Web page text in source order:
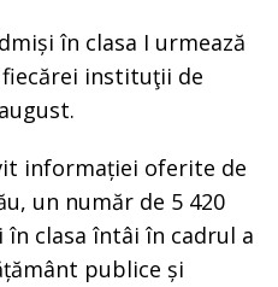
în clasa I urmează
instituţii de
informației oferite de
un număr de 5 420
clasa întâi în cadrul a
publice și